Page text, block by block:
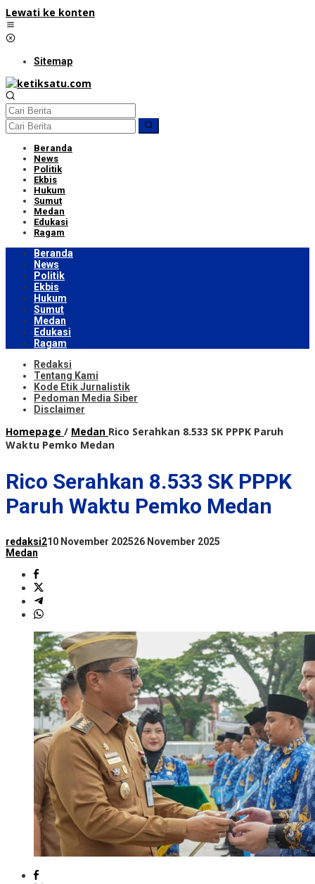
Lewati ke konten
Sitemap
Beranda
News
Politik
Ekbis
Hukum
Sumut
Medan
Edukasi
Ragam
Beranda
News
Politik
Ekbis
Hukum
Sumut
Medan
Edukasi
Ragam
Redaksi
Tentang Kami
Kode Etik Jurnalistik
Pedoman Media Siber
Disclaimer
Homepage / Medan Rico Serahkan 8.533 SK PPPK Paruh
Waktu Pemko Medan
Rico Serahkan 8.533 SK PPPK
Paruh Waktu Pemko Medan
redaksi210 November 202526 November 2025
Medan